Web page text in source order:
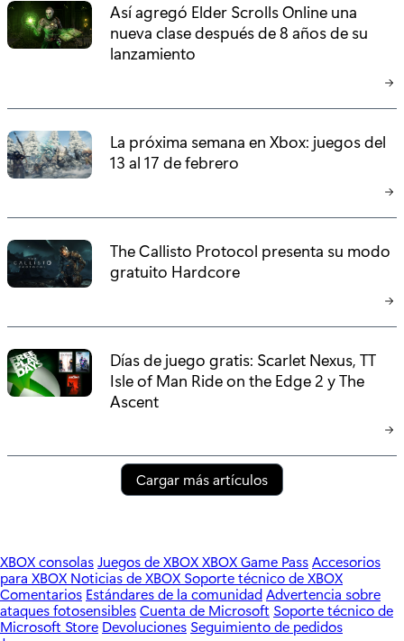
Así agregó Elder Scrolls Online una
nueva clase después de 8 años de su
lanzamiento
La próxima semana en Xbox: juegos del
13 al 17 de febrero
The Callisto Protocol presenta su modo
gratuito Hardcore
Días de juego gratis: Scarlet Nexus, TT
Isle of Man Ride on the Edge 2 y The
Ascent
Cargar más artículos
XBOX consolasJuegos de XBOXXBOX Game PassAccesorios
para XBOX Noticias de XBOX Soporte técnico de XBOX
Comentarios Estándares de la comunidadAdvertencia sobre
ataques fotosensiblesCuenta de Microsoft Soporte técnico de
Microsoft Store Devoluciones Seguimiento de pedidos